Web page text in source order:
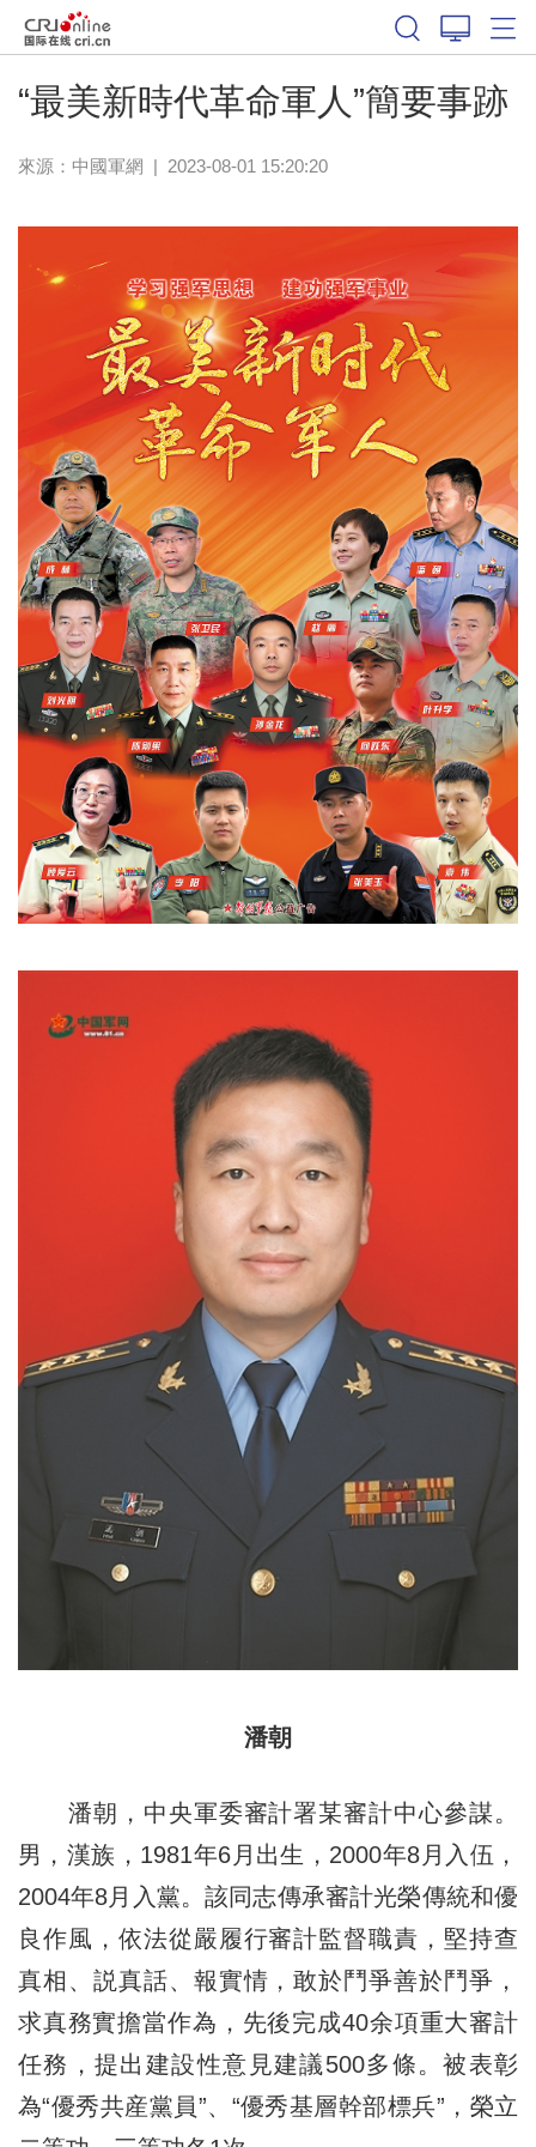
“最美新時代革命軍人”簡要事跡
來源： 中國軍網 | 2023-08-01 15:20:20
潘朝
潘朝，中央軍委審計署某審計中心參謀。
男，漢族，1981年6月出生，2000年8月入伍，
2004年8月入黨。該同志傳承審計光榮傳統和優
良作風，依法從嚴履行審計監督職責，堅持查
真相、説真話、報實情，敢於鬥爭善於鬥爭，
求真務實擔當作為，先後完成40余項重大審計
任務，提出建設性意見建議500多條。被表彰
為“優秀共産黨員”、“優秀基層幹部標兵”，榮立